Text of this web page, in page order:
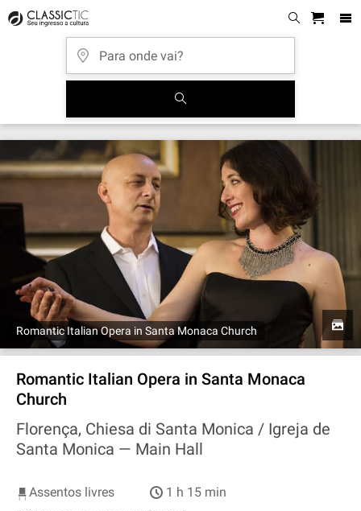
Romantic Italian Opera in Santa Monaca Church
Romantic Italian Opera in Santa Monaca
Church
Florença, Chiesa di Santa Monica / Igreja de
Santa Monica — Main Hall
Assentos livres
1 h 15 min